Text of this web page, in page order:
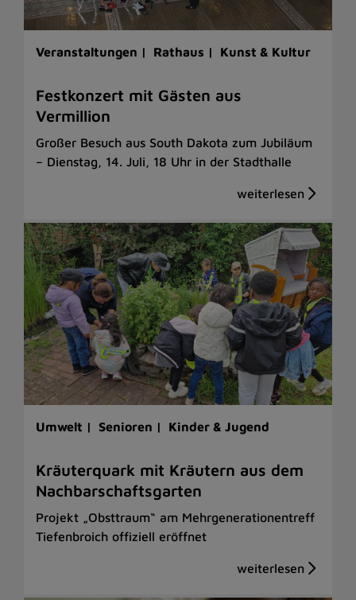
Veranstaltungen | Rathaus | Kunst & Kultur
Festkonzert mit Gästen aus
Vermillion
Großer Besuch aus South Dakota zum Jubiläum
– Dienstag, 14. Juli, 18 Uhr in der Stadthalle
Umwelt | Senioren | Kinder & Jugend
Kräuterquark mit Kräutern aus dem
Nachbarschaftsgarten
Projekt „Obsttraum“ am Mehrgenerationentreff
Tiefenbroich offiziell eröffnet